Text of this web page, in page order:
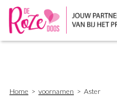
Home voornamen Aster